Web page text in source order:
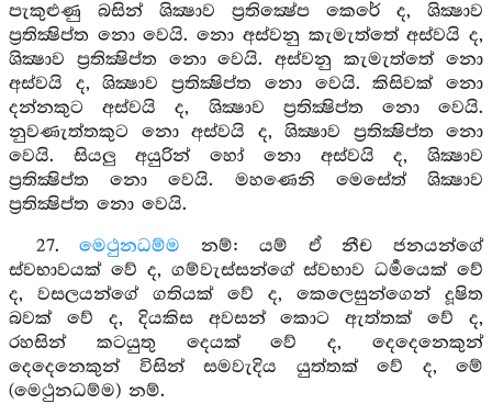
පැකුළුණු බසින් ශික්‍ෂාව ප්‍රතික්‍ෂේප කෙරේ ද, ශික්‍ෂාව
ප්‍රතික්‍ෂිප්ත නො වෙයි. නො අස්වනු කැමැත්තේ අස්වයි ද,
ශික්‍ෂාව ප්‍රතික්‍ෂිප්ත නො වෙයි. අස්වනු කැමැත්තේ නො
අස්වයි ද, ශික්‍ෂාව ප්‍රතික්‍ෂිප්ත නො වෙයි. කිසිවක් නො
දන්නකුට අස්වයි ද, ශික්‍ෂාව ප්‍රතික්‍ෂිප්ත නො වෙයි.
නුවණැත්තකුට නො අස්වයි ද, ශික්‍ෂාව ප්‍රතික්‍ෂිප්ත නො
වෙයි. සියලු අයුරින් හෝ නො අස්වයි ද, ශික්‍ෂාව
ප්‍රතික්‍ෂිප්ත නො වෙයි. මහණෙනි මෙසේත් ශික්‍ෂාව
ප්‍රතික්‍ෂිප්ත නො වෙයි.
27.මෙථුනධම්ම නම්: යම් ඒ නීච ජනයන්ගේ
ස්වභාවයක් වේ ද, ගම්වැස්සන්ගේ ස්වභාව ධර්‍මයෙක් වේ
ද, වසලයන්ගේ ගතියක් වේ ද, කෙලෙසුන්ගෙන් දූෂිත
බවක් වේ ද, දියකිස අවසන් කොට ඇත්තක් වේ ද,
රහසින් කටයුතු දෙයක් වේ ද, දෙදෙනෙකුන්
දෙදෙනෙකුන් විසින් සමවැදිය යුත්තක් වේ ද, මේ
(මෙථුනධම්ම) නම්.